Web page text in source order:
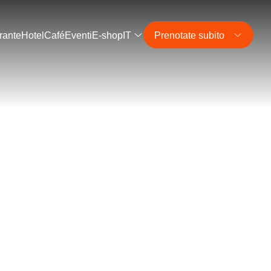
HotelCaféEventiE-shopIT Prenotate subito